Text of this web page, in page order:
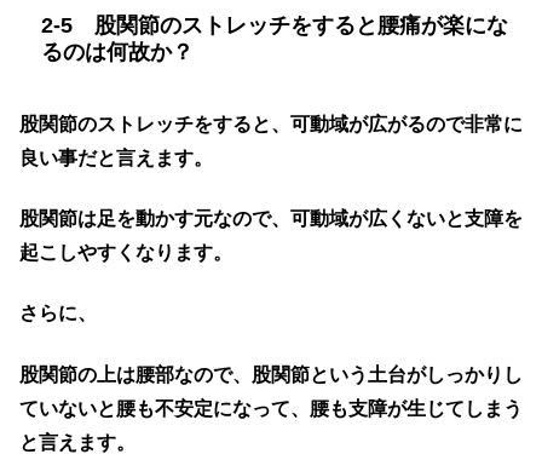
2-5 股関節のストレッチをすると腰痛が楽にな
るのは何故か？
股関節のストレッチをすると、可動域が広がるので非常に
良い事だと言えます。
股関節は足を動かす元なので、可動域が広くないと支障を
起こしやすくなります。
さらに、
股関節の上は腰部なので、股関節という土台がしっかりし
ていないと腰も不安定になって、腰も支障が生じてしまう
と言えます。